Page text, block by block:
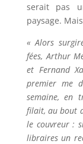
serait pas
paysage.
« Alors
fées, Arthur
et Fernand
premier me
semaine, en
filait, au bout
le couvreur :
libraires un